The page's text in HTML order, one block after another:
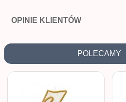
OPINIE KLIENTÓW
POLECAMY